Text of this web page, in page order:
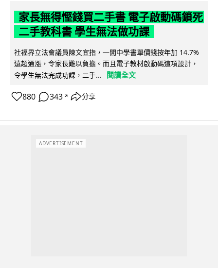
家長無得慳錢買二手書 電子啟動碼鎖死
二手教科書 學生無法做功課
社福界立法會議員陳文宜指，一間中學書單價錢按年加 14.7%
遠超通漲，令家長難以負擔。而且電子教材啟動碼這項設計，
令學生無法完成功課，二手...
閱讀全文
880 343 ↗ 分享
ADVERTISEMENT